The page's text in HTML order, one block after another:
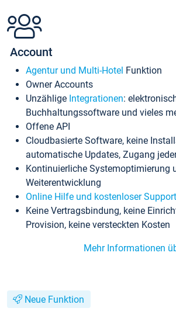
Account
Agentur und Multi-Hotel Funktion
Owner Accounts
Unzählige Integrationen:
Buchhaltungssoftware und vieles
Offene API
Cloudbasierte Software, keine
automatische Updates, Zugang
Kontinuierliche Systemoptimierung
Weiterentwicklung
Online Hilfe und kostenloser Support
Keine Vertragsbindung, keine
Provision, keine versteckten Kosten
Mehr Informationen
Neue Funktion